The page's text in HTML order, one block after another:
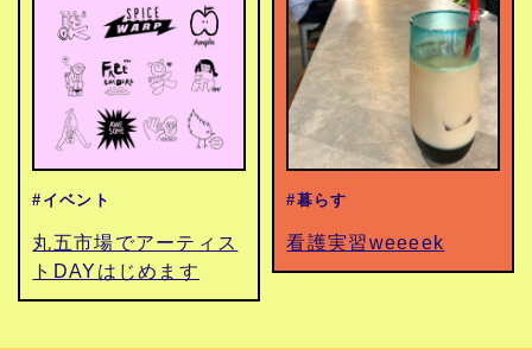
#イベント
丸五市場でアーティス
トDAYはじめます
#暮らす
看護実習weeeek